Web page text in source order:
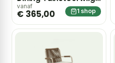
tuinmeubel
vanaf
€ 365,00 1 shop